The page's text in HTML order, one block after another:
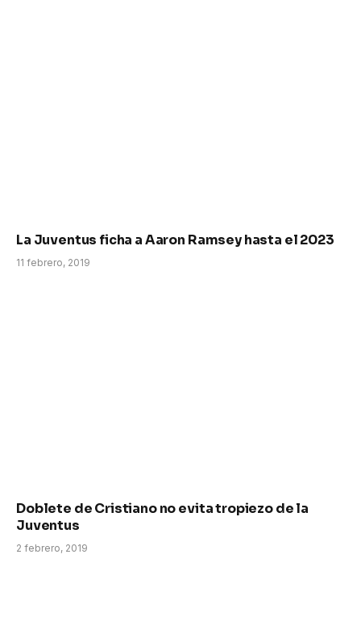
La Juventus ficha a Aaron Ramsey hasta el 2023
11 febrero, 2019
Doblete de Cristiano no evita tropiezo de la
Juventus
2 febrero, 2019